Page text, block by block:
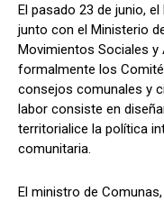
El pasado 23 de junio,
junto con el Ministerio
Movimientos Sociales y
formalmente los
consejos comunales y
labor consiste en
territorialice la política
comunitaria.
El ministro de